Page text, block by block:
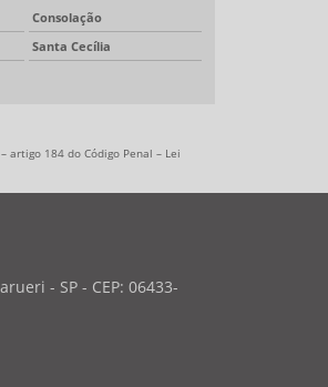
Consolação
Santa Cecília
184 do Código Penal – Lei
- SP - CEP: 06433-